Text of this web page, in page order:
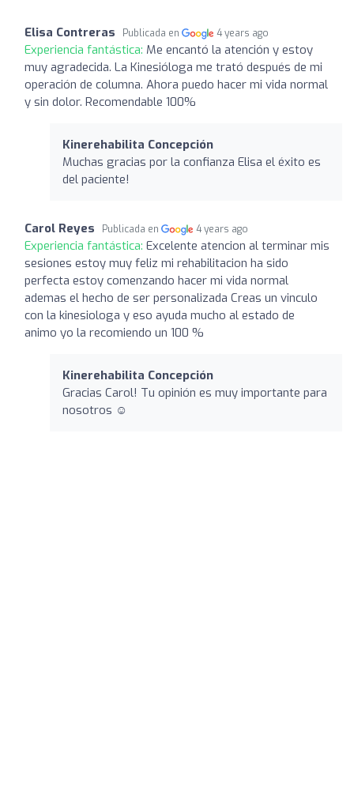
Elisa Contreras Publicada en 4 years ago
Experiencia fantástica: Me encantó la atención y estoy
muy agradecida. La Kinesióloga me trató después de mi
operación de columna. Ahora puedo hacer mi vida normal
y sin dolor. Recomendable 100%
Kinerehabilita Concepción
Muchas gracias por la confianza Elisa el éxito es
del paciente!
Carol Reyes Publicada en 4 years ago
Experiencia fantástica: Excelente atencion al terminar mis
sesiones estoy muy feliz mi rehabilitacion ha sido
perfecta estoy comenzando hacer mi vida normal
ademas el hecho de ser personalizada Creas un vinculo
con la kinesiologa y eso ayuda mucho al estado de
animo yo la recomiendo un 100 %
Kinerehabilita Concepción
Gracias Carol! Tu opinión es muy importante para
nosotros ☺️